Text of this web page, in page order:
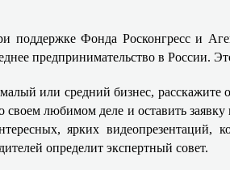
поддержке Фонда Росконгресс и
предпринимательство в России.
или средний бизнес, расскажите
своем любимом деле и оставить
ярких видеопрезентаций,
определит экспертный совет.